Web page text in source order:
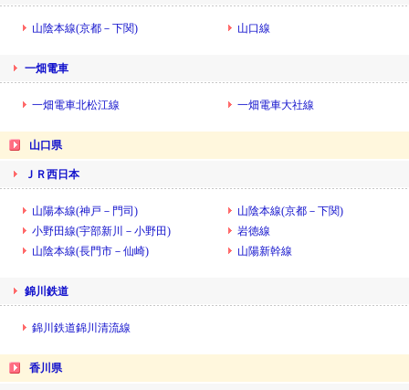
山陰本線(京都－下関) 山口線
一畑電車
一畑電車北松江線 一畑電車大社線
山口県
ＪＲ西日本
山陽本線(神戸－門司)
山陰本線(京都－下関)
小野田線(宇部新川－小野田)
岩徳線
山陰本線(長門市－仙崎)
山陽新幹線
錦川鉄道
錦川鉄道錦川清流線
香川県